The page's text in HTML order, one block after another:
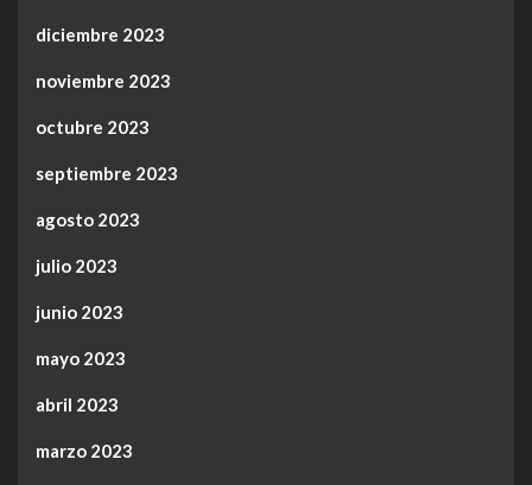
diciembre 2023
noviembre 2023
octubre 2023
septiembre 2023
agosto 2023
julio 2023
junio 2023
mayo 2023
abril 2023
marzo 2023